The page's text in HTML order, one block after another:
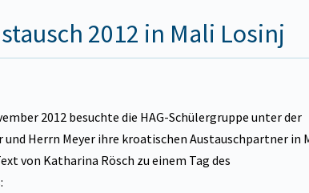
2012 in Mali Losinj
2012 besuchte die HAG-Schülergruppe unter der
und Herrn Meyer ihre kroatischen Austauschpartner in
von Katharina Rösch zu einem Tag des